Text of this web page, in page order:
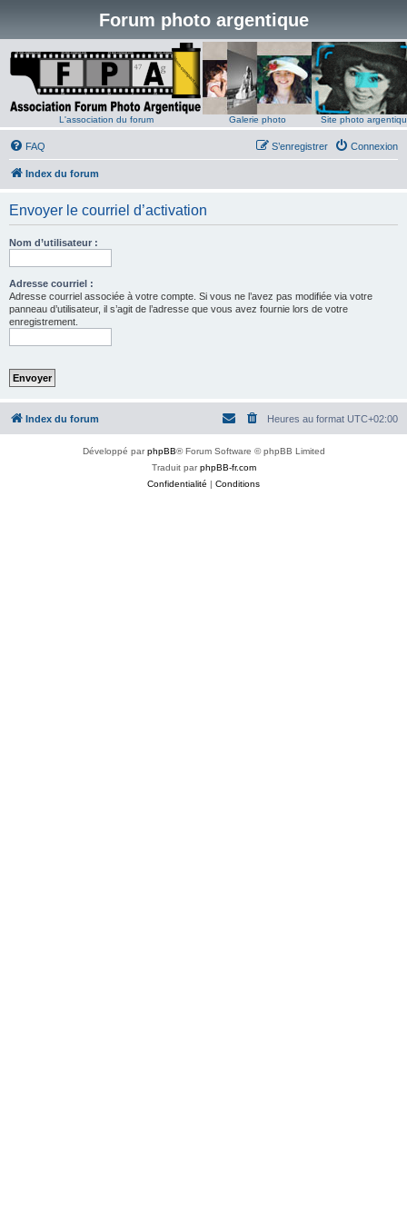
Forum photo argentique
L'association du forum Galerie photo Site photo
FAQ Connexion
S’enregistrer
Index du forum
Envoyer le courriel d’activation
Nom d’utilisateur :
Adresse courriel :
Adresse courriel associée à votre compte. Si vous ne l’avez pas modifiée via votre
panneau d’utilisateur, il s’agit de l’adresse que vous avez fournie lors de votre
enregistrement.
Index du forum Heures au format UTC+02:00
Développé parphpBB® Forum Software © phpBB Limited
Traduit parphpBB-fr.com
Confidentialité | Conditions